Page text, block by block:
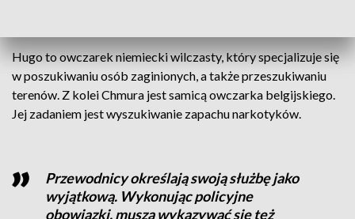
Hugo to owczarek niemiecki wilczasty, który specjalizuje się
w poszukiwaniu osób zaginionych, a także przeszukiwaniu
terenów. Z kolei Chmura jest samicą owczarka belgijskiego.
Jej zadaniem jest wyszukiwanie zapachu narkotyków.
Przewodnicy określają swoją służbę jako
wyjątkową. Wykonując policyjne
obowiązki, muszą wykazywać się też